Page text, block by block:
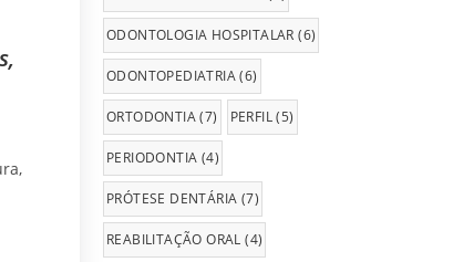
ODONTOLOGIA HOSPITALAR (6)
ODONTOPEDIATRIA(6)
ORTODONTIA(7) PERFIL(5)
PERIODONTIA (4)
PRÓTESE DENTÁRIA (7)
REABILITAÇÃO ORAL (4)